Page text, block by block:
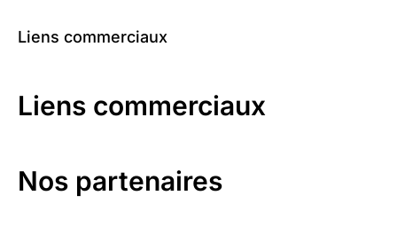
Liens commerciaux
Liens commerciaux
Nos partenaires